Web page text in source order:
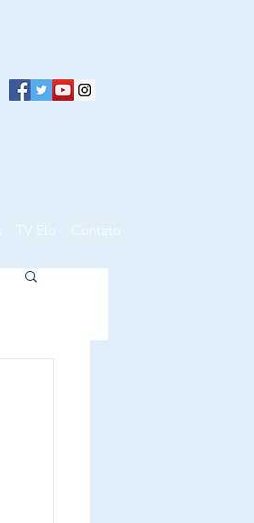
TV Elo Contato